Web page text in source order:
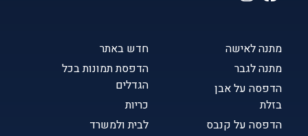
מתנה לאישה
מתנה לגבר
הדפסה על אבן
בזלת
הדפסה על קנבס
חדש באתר
הדפסת תמונות בכל
הגדלים
כריות
לבית ולמשרד